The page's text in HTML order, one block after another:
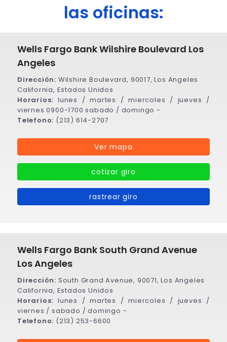
las oficinas:
Wells Fargo Bank Wilshire Boulevard Los
Angeles
Dirección: Wilshire Boulevard, 90017, Los Angeles
California, Estados Unidos
Horarios: lunes / martes / miercoles / jueves /
viernes 0900-1700 sabado / domingo -
Telefono: (213) 614-2707
Ver mapa
cotizar giro
rastrear giro
Wells Fargo Bank South Grand Avenue
Los Angeles
Dirección: South Grand Avenue, 90071, Los Angeles
California, Estados Unidos
Horarios: lunes / martes / miercoles / jueves /
viernes / sabado / domingo -
Telefono: (213) 253-6600